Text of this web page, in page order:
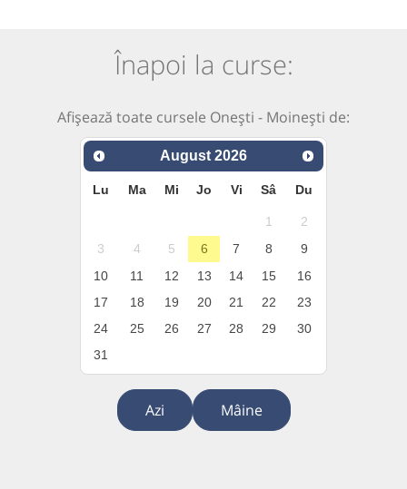
Înapoi la curse:
Afișează toate cursele Onești - Moinești de:
August 2026
Lu Ma Mi Jo Vi Sâ Du
1
2
3
4 5 6 7 8
9
10
11 12 13 14 15
16
17
18 19 20 21 22
23
24
25 26 27 28 29
30
31
Azi Mâine